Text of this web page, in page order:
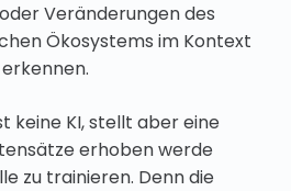
Veränderungen des
Ökosystems im Kontext
keine KI, stellt aber eine
erhoben werde
zu trainieren. Denn die